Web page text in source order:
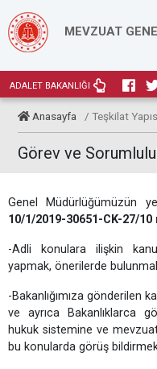
MEVZUAT
ADALET BAKANLIĞI
Anasayfa / Teşkilat
Görev ve
Genel Müdürlüğümüzün
10/1/2019-30651-CK-27/10
-Adli konulara ilişkin
yapmak, önerilerde
-Bakanlığımıza gönderilen
ve ayrıca Bakanlıklarca
hukuk sistemine ve
bu konularda görüş